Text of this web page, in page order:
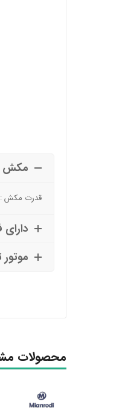
مکش
قدرت مکش : حدود
دارای
محصولات